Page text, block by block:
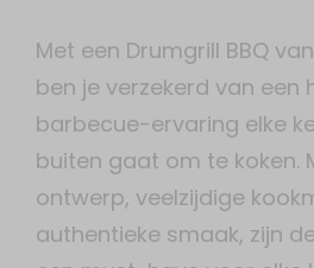
Met een Drumgrill BBQ
ben je verzekerd van een
barbecue-ervaring elke
buiten gaat om te koken.
ontwerp, veelzijdige
authentieke smaak, zijn